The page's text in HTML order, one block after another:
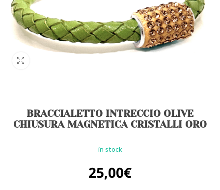
BRACCIALETTO INTRECCIO OLIVE
CHIUSURA MAGNETICA CRISTALLI ORO
in stock
25,00€